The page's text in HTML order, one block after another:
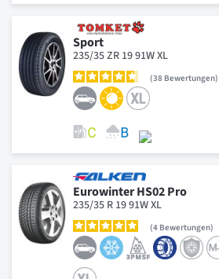
Sport
235/35 ZR 19 91W XL
38 Bewertungen
Eurowinter HS02 Pro
235/35 R 19 91W XL
4 Bewertungen